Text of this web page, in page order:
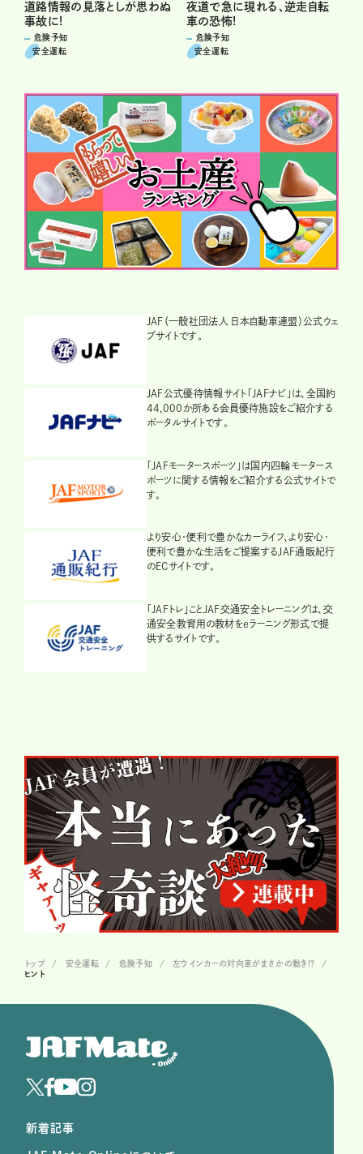
道路情報の見落としが思わぬ
事故に!
危険予知
安全運転
夜道で急に現れる、逆走自転
車の恐怖!
危険予知
安全運転
JAF（一般社団法人 日本自動車連盟）公式ウェ
ブサイトです。
JAF公式優待情報サイト「JAFナビ」は、全国約
44,000か所ある会員優待施設をご紹介する
ポータルサイトです。
「JAFモータースポーツ」は国内四輪モータース
ポーツに関する情報をご紹介する公式サイトで
す。
より安心・便利で豊かなカーライフ、より安心・
便利で豊かな生活をご提案するJAF通販紀行
のECサイトです。
「JAFトレ」ことJAF交通安全トレーニングは、交
通安全教育用の教材をeラーニング形式で提
供するサイトです。
トップ 安全運転 危険予知
左ウインカーの対向車がまさかの動き!?
ヒント
新着記事